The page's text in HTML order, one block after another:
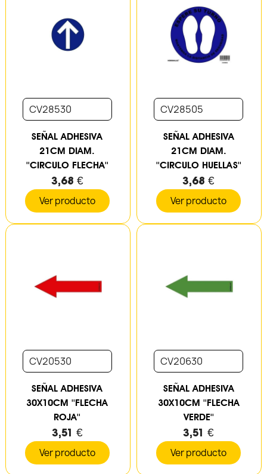
CV28530
SEÑAL ADHESIVA
21CM DIAM.
''CIRCULO FLECHA''
3,68 €
Ver producto
CV28505
SEÑAL ADHESIVA
21CM DIAM.
''CIRCULO HUELLAS''
3,68 €
Ver producto
CV20530
SEÑAL ADHESIVA
30X10CM ''FLECHA
ROJA''
3,51 €
Ver producto
CV20630
SEÑAL ADHESIVA
30X10CM ''FLECHA
VERDE''
3,51 €
Ver producto